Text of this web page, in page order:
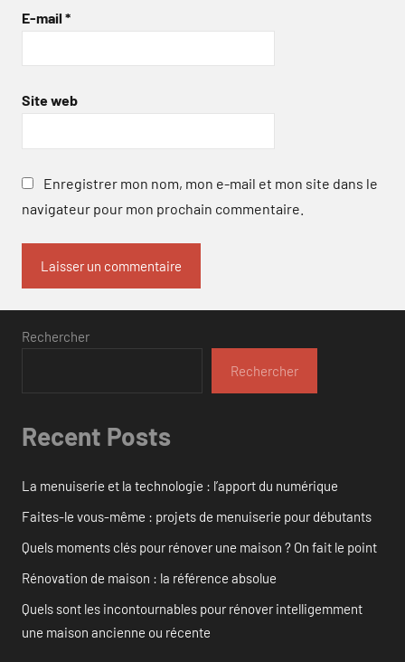
E-mail *
Site web
Enregistrer mon nom, mon e-mail et mon site dans le
navigateur pour mon prochain commentaire.
Rechercher
Rechercher
Recent Posts
La menuiserie et la technologie : l’apport du numérique
Faites-le vous-même : projets de menuiserie pour débutants
Quels moments clés pour rénover une maison ? On fait le point
Rénovation de maison : la référence absolue
Quels sont les incontournables pour rénover intelligemment
une maison ancienne ou récente